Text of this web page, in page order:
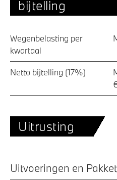
bijtelling
Wegenbelasting per
kwartaal
Netto bijtelling (17%)
Uitrusting
Uitvoeringen en